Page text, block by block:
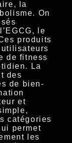
la
On
le
produits
de fitness
La
des
de bien-
et
catégories
permet
les